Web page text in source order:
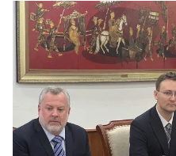
Tổng Biên tập:
Vũ Thanh Thủy
Phó Tổng Biên tập:Nguyễn Thị
Nguyễn Trọng Ninh
Tổng đài VTV:024.38 355
Ðiện thoại Thời báo VTV:
Email:toasoan@vtv.vn
Liên hệ quảng cáo:024-